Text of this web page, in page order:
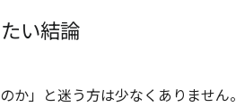
い結論
か」と迷う方は少なくありません。